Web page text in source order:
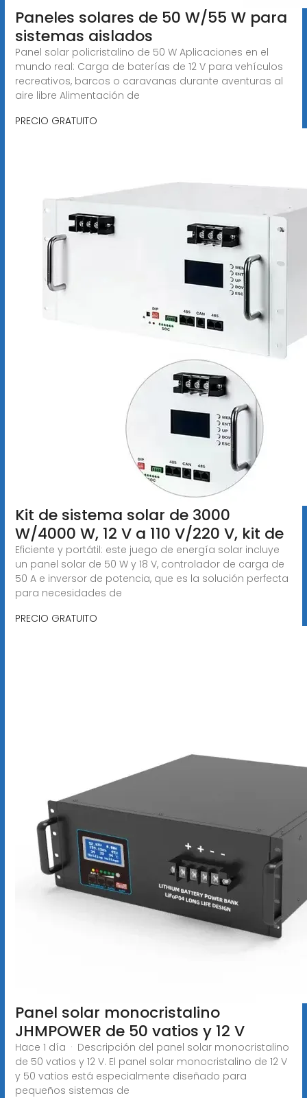
Paneles solares de 50 W/55 W para
sistemas aislados
Panel solar policristalino de 50 W Aplicaciones en el
mundo real: Carga de baterías de 12 V para vehículos
recreativos, barcos o caravanas durante aventuras al
aire libre Alimentación de
PRECIO GRATUITO
Kit de sistema solar de 3000
W/4000 W, 12 V a 110 V/220 V, kit de
Eficiente y portátil: este juego de energía solar incluye
un panel solar de 50 W y 18 V, controlador de carga de
50 A e inversor de potencia, que es la solución perfecta
para necesidades de
PRECIO GRATUITO
Panel solar monocristalino
JHMPOWER de 50 vatios y 12 V
Hace 1 día · Descripción del panel solar monocristalino
de 50 vatios y 12 V. El panel solar monocristalino de 12 V
y 50 vatios está especialmente diseñado para
pequeños sistemas de